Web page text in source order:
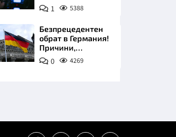
1 5388
Безпрецедентен
обрат в Германия!
Причини,
тенденции и
предупреждение
0 4269